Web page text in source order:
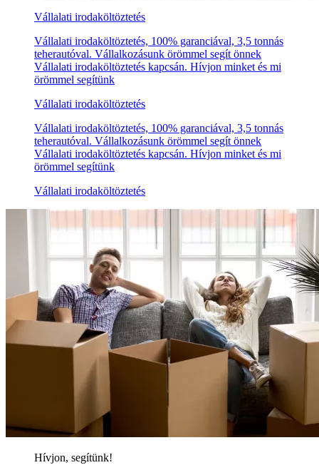
Vállalati irodaköltöztetés
Vállalati irodaköltöztetés, 100% garanciával, 3,5 tonnás
teherautóval. Vállalkozásunk örömmel segít önnek
Vállalati irodaköltöztetés kapcsán. Hívjon minket és mi
örömmel segítünk
Vállalati irodaköltöztetés
Vállalati irodaköltöztetés, 100% garanciával, 3,5 tonnás
teherautóval. Vállalkozásunk örömmel segít önnek
Vállalati irodaköltöztetés kapcsán. Hívjon minket és mi
örömmel segítünk
Vállalati irodaköltöztetés
Hívjon, segítünk!